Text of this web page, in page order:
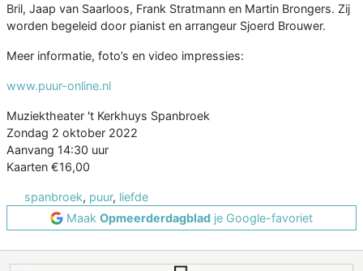
Bril, Jaap van Saarloos, Frank Stratmann en Martin Brongers. Zij
worden begeleid door pianist en arrangeur Sjoerd Brouwer.
Meer informatie, foto’s en video impressies:
www.puur-online.nl
Muziektheater 't Kerkhuys Spanbroek
Zondag 2 oktober 2022
Aanvang 14:30 uur
Kaarten €16,00
spanbroek, puur, liefde
Maak Opmeerderdagblad je Google-favoriet